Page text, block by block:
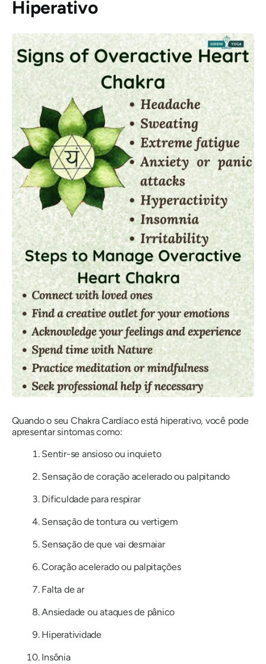
Hiperativo
Quando o seu Chakra Cardíaco está hiperativo, você pode
apresentar sintomas como:
Sentir-se ansioso ou inquieto
Sensação de coração acelerado ou palpitando
Dificuldade para respirar
Sensação de tontura ou vertigem
Sensação de que vai desmaiar
Coração acelerado ou palpitações
Falta de ar
Ansiedade ou ataques de pânico
Hiperatividade
Insônia